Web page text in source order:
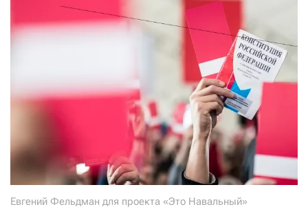
Евгений Фельдман для проекта «Это Навальный»